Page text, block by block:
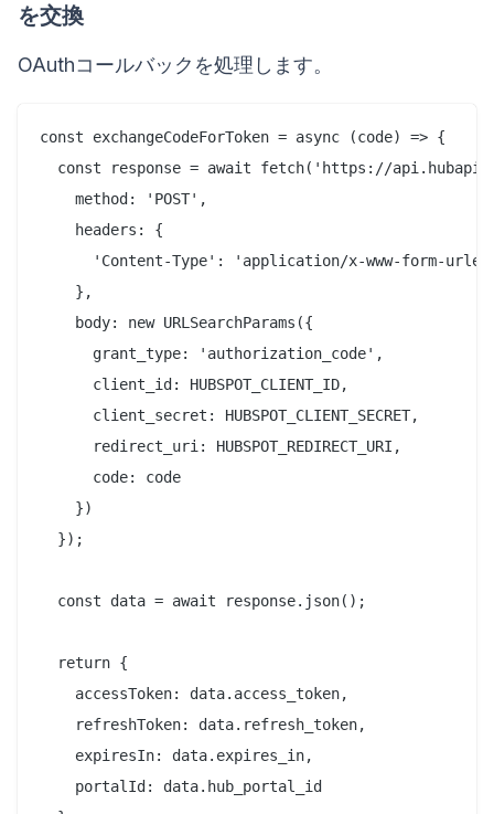
を交換
OAuthコールバックを処理します。
const exchangeCodeForToken = async (code) => {
const response = await fetch('https://
    method: 'POST',
    headers: {
'Content-Type': 'application/x-www-form-
    },
    body: new URLSearchParams({
      grant_type: 'authorization_code',
      client_id: HUBSPOT_CLIENT_ID,
      client_secret: HUBSPOT_CLIENT_SECRET,
      redirect_uri: HUBSPOT_REDIRECT_URI,
      code: code
    })
  });
  const data = await response.json();
  return {
    accessToken: data.access_token,
    refreshToken: data.refresh_token,
    expiresIn: data.expires_in,
    portalId: data.hub_portal_id